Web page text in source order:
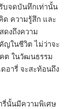
บจดบันทึกเท่านั้น
ความรู้สึก และ
ดงถึงความ
ญในชีวิต ไม่ว่าจะ
ต ในวัฒนธรรม
อารี่ จะสะท้อนถึง
รี่นั้นมีความพิเศษ